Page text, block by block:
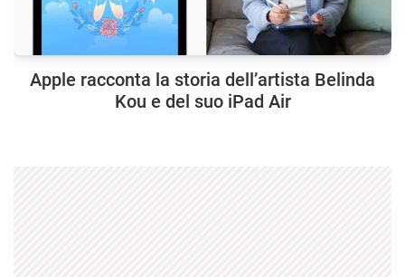
Apple racconta la storia dell’artista Belinda
Kou e del suo iPad Air